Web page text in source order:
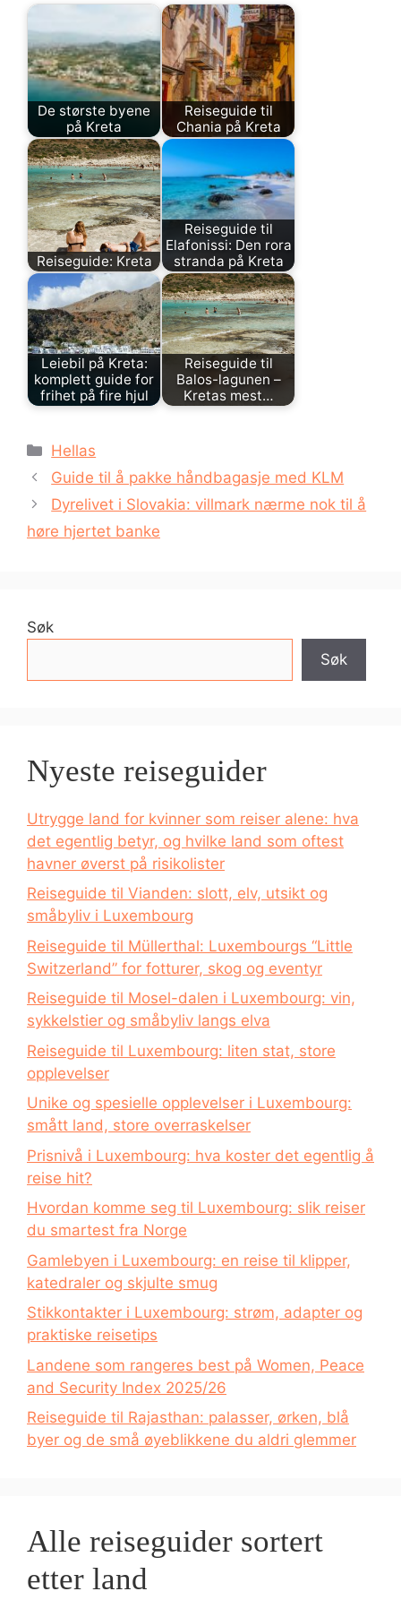
De største byene
på Kreta
Reiseguide til
Chania på Kreta
Reiseguide: Kreta
Reiseguide til
Elafonissi: Den rora
stranda på Kreta
Leiebil på Kreta:
komplett guide for
frihet på fire hjul
Reiseguide til
Balos-lagunen –
Kretas mest…
Kategorier
Hellas
Guide til å pakke håndbagasje med KLM
Dyrelivet i Slovakia: villmark nærme nok til å
høre hjertet banke
Søk
Søk
Nyeste reiseguider
Utrygge land for kvinner som reiser alene: hva
det egentlig betyr, og hvilke land som oftest
havner øverst på risikolister
Reiseguide til Vianden: slott, elv, utsikt og
småbyliv i Luxembourg
Reiseguide til Müllerthal: Luxembourgs “Little
Switzerland” for fotturer, skog og eventyr
Reiseguide til Mosel-dalen i Luxembourg: vin,
sykkelstier og småbyliv langs elva
Reiseguide til Luxembourg: liten stat, store
opplevelser
Unike og spesielle opplevelser i Luxembourg:
smått land, store overraskelser
Prisnivå i Luxembourg: hva koster det egentlig å
reise hit?
Hvordan komme seg til Luxembourg: slik reiser
du smartest fra Norge
Gamlebyen i Luxembourg: en reise til klipper,
katedraler og skjulte smug
Stikkontakter i Luxembourg: strøm, adapter og
praktiske reisetips
Landene som rangeres best på Women, Peace
and Security Index 2025/26
Reiseguide til Rajasthan: palasser, ørken, blå
byer og de små øyeblikkene du aldri glemmer
Alle reiseguider sortert
etter land